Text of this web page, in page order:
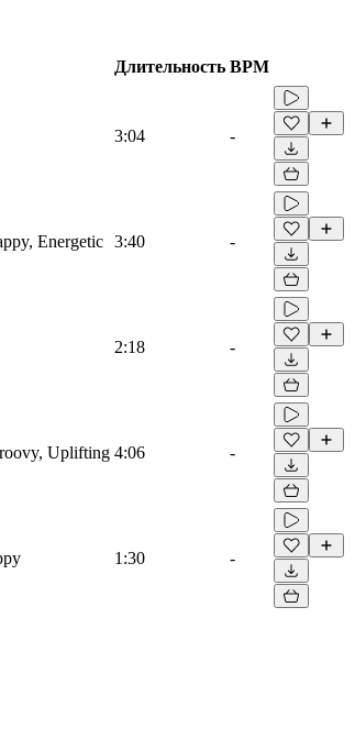
Длительность BPM
3:04 -
Energetic 3:40 -
2:18 -
Uplifting 4:06 -
1:30 -